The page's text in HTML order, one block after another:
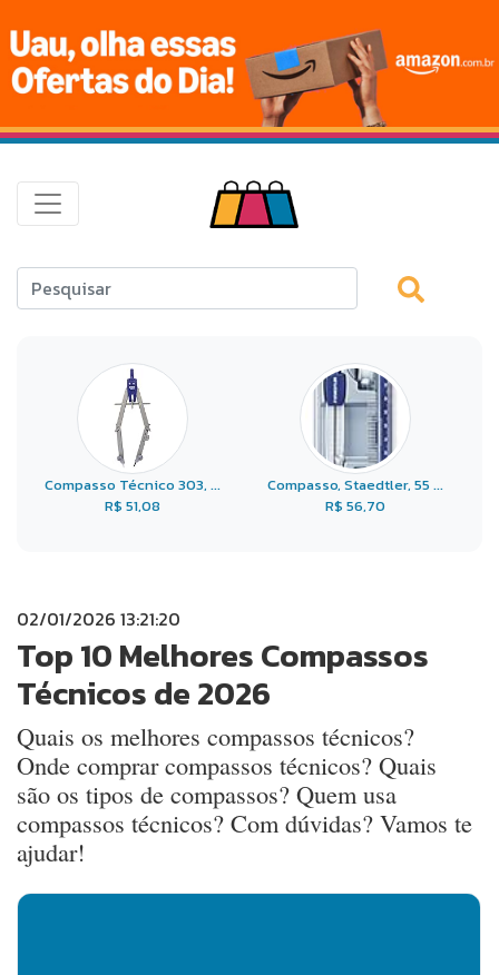
Compasso Técnico 303, ...
R$ 51,08
Compasso, Staedtler, 55 ...
R$ 56,70
02/01/2026 13:21:20
Top 10 Melhores Compassos
Técnicos de 2026
Quais os melhores compassos técnicos?
Onde comprar compassos técnicos? Quais
são os tipos de compassos? Quem usa
compassos técnicos? Com dúvidas? Vamos te
ajudar!